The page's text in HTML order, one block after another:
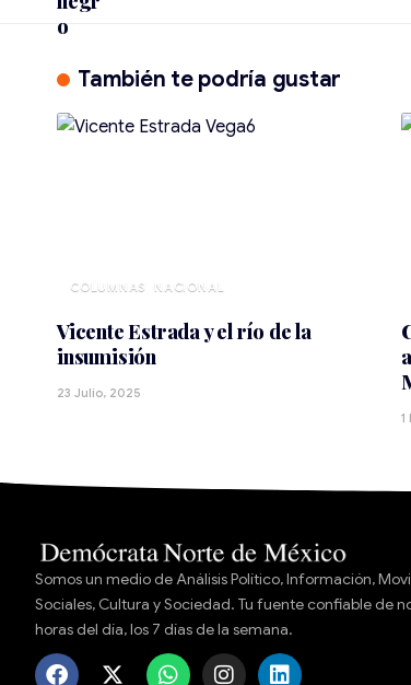
También te podría gustar
NACIONAL
Vicente Estrada y el río de la
insumisión
23 Julio, 2025
1
Somos un medio de Análisis Político, Información,
Sociales, Cultura y Sociedad. Tu fuente confiable de
horas del día, los 7 días de la semana.